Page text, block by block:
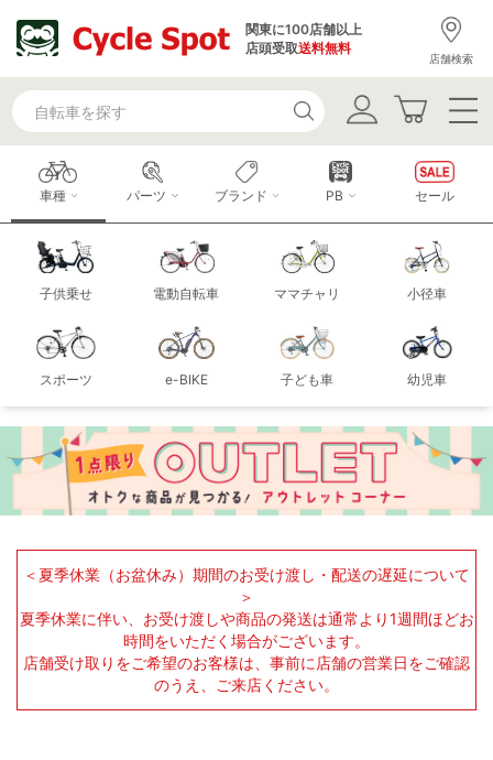
関東に100店舗以上
店頭受取送料無料
店舗検索
車種
子供乗せ 電動自転車 ママチャリ 小径車
スポーツ e-BIKE 子ども車 幼児車
パーツ ブランド PB セール
＜夏季休業（お盆休み）期間のお受け渡し・配送の遅延について
＞
夏季休業に伴い、お受け渡しや商品の発送は通常より1週間ほどお
時間をいただく場合がございます。
店舗受け取りをご希望のお客様は、事前に店舗の営業日をご確認
のうえ、ご来店ください。